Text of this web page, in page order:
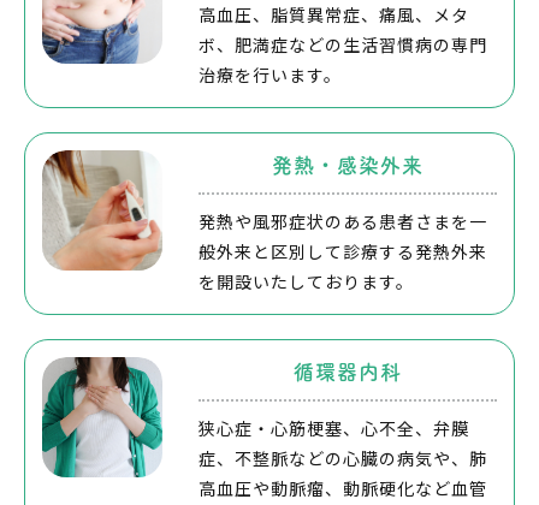
高血圧、脂質異常症、痛風、メタ
ボ、肥満症などの生活習慣病の専門
治療を行います。
発熱・感染外来
発熱や風邪症状のある患者さまを一
般外来と区別して診療する発熱外来
を開設いたしております。
循環器内科
狭心症・心筋梗塞、心不全、弁膜
症、不整脈などの心臓の病気や、肺
高血圧や動脈瘤、動脈硬化など血管